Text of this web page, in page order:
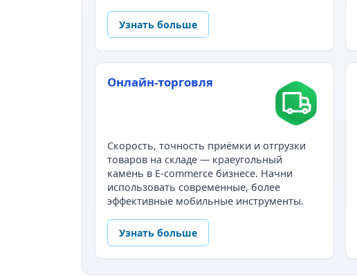
Узнать больше
Онлайн-торговля
Скорость, точность приёмки и отгрузки
товаров на складе — краеугольный
камень в E-commerce бизнесе. Начни
использовать современные, более
эффективные мобильные инструменты.
Узнать больше